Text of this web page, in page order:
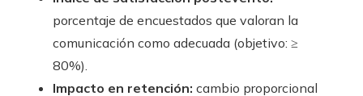
porcentaje de encuestados que valoran la
comunicación como adecuada (objetivo: ≥
80%).
Impacto en retención: cambio proporcional